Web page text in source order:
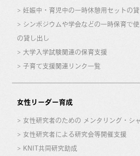
妊娠中・育児中の一時休憩用セットの
シンポジウムや学会などの一時保育で
の貸し出し
大学入学試験関連の保育支援
子育て支援関連リンク一覧
女性リーダー育成
女性研究者のための メンタリング・シ
女性研究者による研究会等開催支援
KNIT共同研究助成